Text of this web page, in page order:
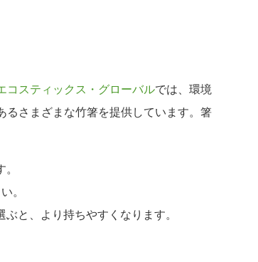
コスティックス・グローバルでは、環境
さまざまな竹箸を提供しています。箸
。
と、より持ちやすくなります。